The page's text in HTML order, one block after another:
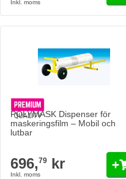
POLYMASK Dispenser för
maskeringsfilm – Mobil och
lutbar
696,79kr